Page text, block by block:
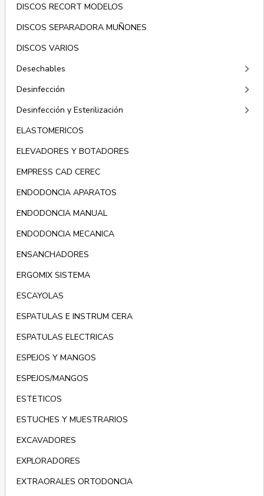
DISCOS RECORT MODELOS
DISCOS SEPARADORA MUÑONES
DISCOS VARIOS
Desechables
keyboard_arrow_right
Desinfección keyboard_arrow_right
Desinfección y Esterilización keyboard_arrow_right
ELASTOMERICOS
ELEVADORES Y BOTADORES
EMPRESS CAD CEREC
ENDODONCIA APARATOS
ENDODONCIA MANUAL
ENDODONCIA MECANICA
ENSANCHADORES
ERGOMIX SISTEMA
ESCAYOLAS
ESPATULAS E INSTRUM CERA
ESPATULAS ELECTRICAS
ESPEJOS Y MANGOS
ESPEJOS/MANGOS
ESTETICOS
ESTUCHES Y MUESTRARIOS
EXCAVADORES
EXPLORADORES
EXTRAORALES ORTODONCIA